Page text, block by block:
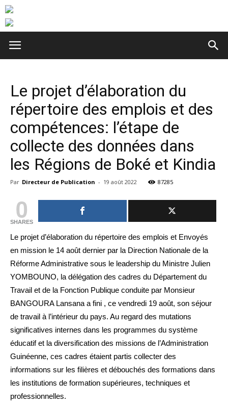
Le projet d’élaboration du
répertoire des emplois et des
compétences: l’étape de
collecte des données dans
les Régions de Boké et Kindia
Par Directeur de Publication - 19 août 2022 87285
0
SHARES
Le projet d’élaboration du répertoire des emplois et Envoyés
en mission le 14 août dernier par la Direction Nationale de la
Réforme Administrative sous le leadership du Ministre Julien
YOMBOUNO, la délégation des cadres du Département du
Travail et de la Fonction Publique conduite par Monsieur
BANGOURA Lansana a fini , ce vendredi 19 août, son séjour
de travail à l’intérieur du pays. Au regard des mutations
significatives internes dans les programmes du système
éducatif et la diversification des missions de l’Administration
Guinéenne, ces cadres étaient partis collecter des
informations sur les filières et débouchés des formations dans
les institutions de formation supérieures, techniques et
professionnelles.